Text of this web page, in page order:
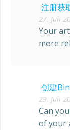
注册获
27. Juli
Your
more
创建
29. Juli
Can
of your